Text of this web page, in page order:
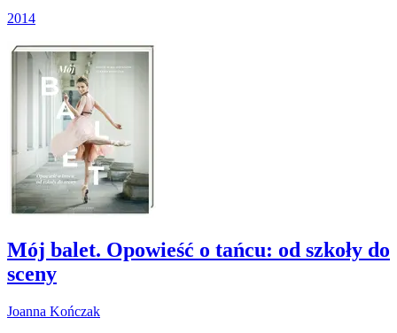
2014
Mój balet. Opowieść o tańcu: od szkoły do
sceny
Joanna Kończak